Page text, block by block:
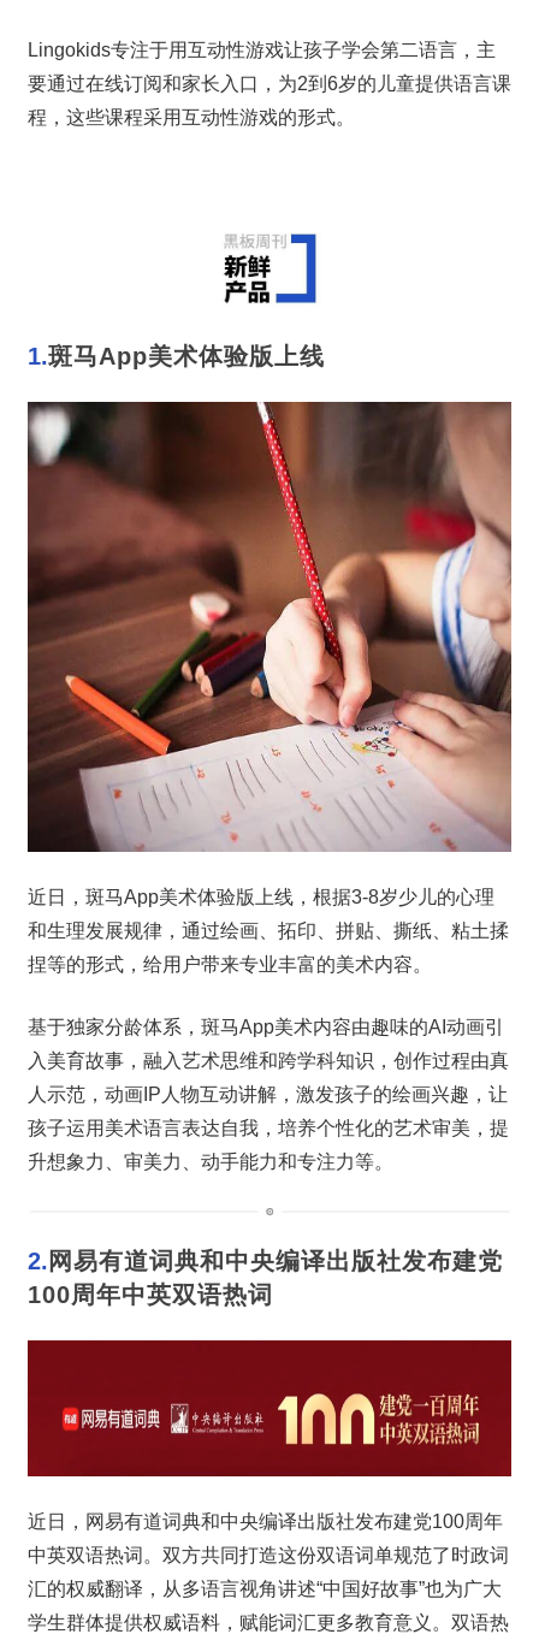
Lingokids专注于用互动性游戏让孩子学会第二语言，主
要通过在线订阅和家长入口，为2到6岁的儿童提供语言课
程，这些课程采用互动性游戏的形式。
1.斑马App美术体验版上线
近日，斑马App美术体验版上线，根据3-8岁少儿的心理
和生理发展规律，通过绘画、拓印、拼贴、撕纸、粘土揉
捏等的形式，给用户带来专业丰富的美术内容。
基于独家分龄体系，斑马App美术内容由趣味的AI动画引
入美育故事，融入艺术思维和跨学科知识，创作过程由真
人示范，动画IP人物互动讲解，激发孩子的绘画兴趣，让
孩子运用美术语言表达自我，培养个性化的艺术审美，提
升想象力、审美力、动手能力和专注力等。
2. 网易有道词典和中央编译出版社发布建党
100周年中英双语热词
近日，网易有道词典和中央编译出版社发布建党100周年
中英双语热词。双方共同打造这份双语词单规范了时政词
汇的权威翻译，从多语言视角讲述“中国好故事”也为广大
学生群体提供权威语料，赋能词汇更多教育意义。双语热